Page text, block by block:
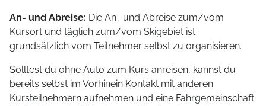
An- und Abreise: Die An- und Abreise zum/vom
Kursort und täglich zum/vom Skigebiet ist
grundsätzlich vom Teilnehmer selbst zu organisieren.
Solltest du ohne Auto zum Kurs anreisen, kannst du
bereits selbst im Vorhinein Kontakt mit anderen
Kursteilnehmern aufnehmen und eine Fahrgemeinschaft